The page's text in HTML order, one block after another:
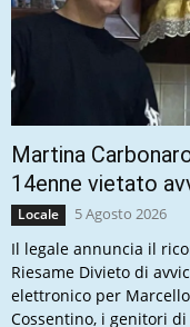
Martina
14enne vietato
Locale 5 Agosto 2026
Il legale annuncia il
Riesame Divieto di
elettronico per
Cossentino, i genitori